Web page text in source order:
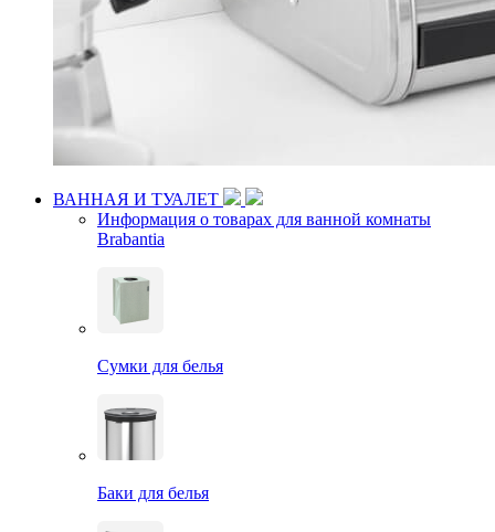
ВАННАЯ И ТУАЛЕТ
Информация о товарах для ванной комнаты
Brabantia
Сумки для белья
Баки для белья